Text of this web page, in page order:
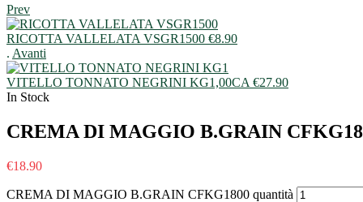
Prev
RICOTTA VALLELATA VSGR1500 €8.90
. Avanti
VITELLO TONNATO NEGRINI KG1,00CA €27.90
In Stock
CREMA DI MAGGIO B.GRAIN
€18.90
CREMA DI MAGGIO B.GRAIN CFKG1800 quantità